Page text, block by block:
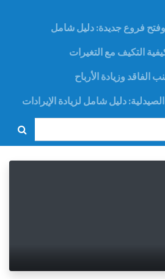
فروع جديدة: دليل شامل
التكيف مع التغيرات
الفاقد وزيادة الأرباح
دليل شامل لزيادة الإيرادات